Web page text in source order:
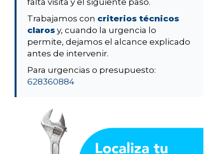
falta visita y el siguiente paso.
Trabajamos con criterios técnicos
claros y, cuando la urgencia lo
permite, dejamos el alcance explicado
antes de intervenir.
Para urgencias o presupuesto:
628360884